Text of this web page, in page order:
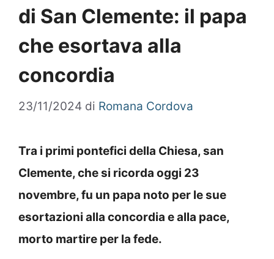
di San Clemente: il papa
che esortava alla
concordia
23/11/2024 di Romana Cordova
Tra i primi pontefici della Chiesa, san
Clemente, che si ricorda oggi 23
novembre, fu un papa noto per le sue
esortazioni alla concordia e alla pace,
morto martire per la fede.